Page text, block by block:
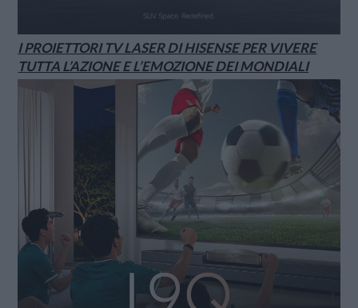
I PROIETTORI TV LASER DI HISENSE PER VIVERE
TUTTA L’AZIONE E L’EMOZIONE DEI MONDIALI